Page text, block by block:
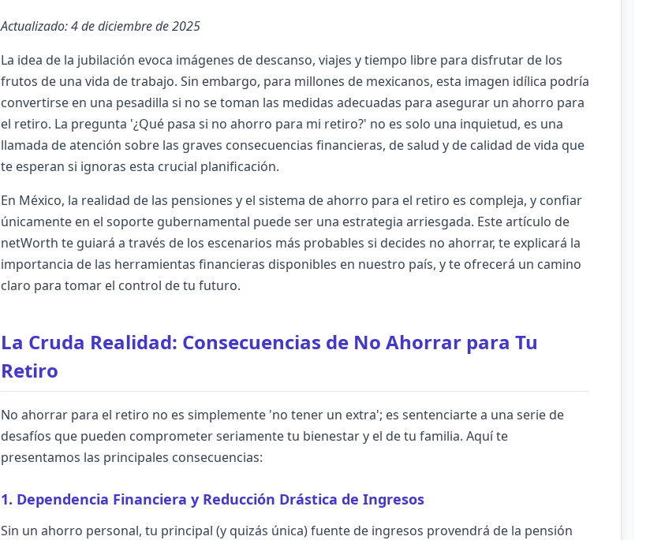
Actualizado: 4 de diciembre de 2025
La idea de la jubilación evoca imágenes de descanso, viajes y tiempo libre para disfrutar de los
frutos de una vida de trabajo. Sin embargo, para millones de mexicanos, esta imagen idílica podría
convertirse en una pesadilla si no se toman las medidas adecuadas para asegurar un ahorro para
el retiro. La pregunta '¿Qué pasa si no ahorro para mi retiro?' no es solo una inquietud, es una
llamada de atención sobre las graves consecuencias financieras, de salud y de calidad de vida que
te esperan si ignoras esta crucial planificación.
En México, la realidad de las pensiones y el sistema de ahorro para el retiro es compleja, y confiar
únicamente en el soporte gubernamental puede ser una estrategia arriesgada. Este artículo de
netWorth te guiará a través de los escenarios más probables si decides no ahorrar, te explicará la
importancia de las herramientas financieras disponibles en nuestro país, y te ofrecerá un camino
claro para tomar el control de tu futuro.
La Cruda Realidad: Consecuencias de No Ahorrar para Tu
Retiro
No ahorrar para el retiro no es simplemente 'no tener un extra'; es sentenciarte a una serie de
desafíos que pueden comprometer seriamente tu bienestar y el de tu familia. Aquí te
presentamos las principales consecuencias:
1. Dependencia Financiera y Reducción Drástica de Ingresos
Sin un ahorro personal, tu principal (y quizás única) fuente de ingresos provendrá de la pensión